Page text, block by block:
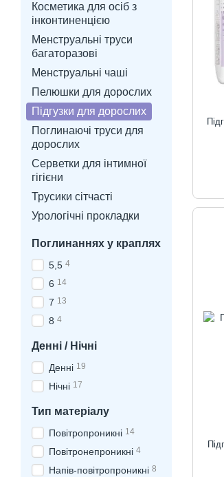
Косметика для осіб з
інконтиненцією
Менструальні труси
багаторазові
Менструальні чаші
Пелюшки для дорослих
Підгузки для дорослих
Поглинаючі труси для
дорослих
Серветки для інтимної
гігієни
Трусики сiтчастi
Урологічні прокладки
Поглинаннях у краплях
5,5 4
6 14
7 13
8 4
Денні / Нічні
Денні 19
Нічні 17
Тип матеріалу
Повітропроникні 14
Повітронепроникні 4
Напів-повітропроникні 8